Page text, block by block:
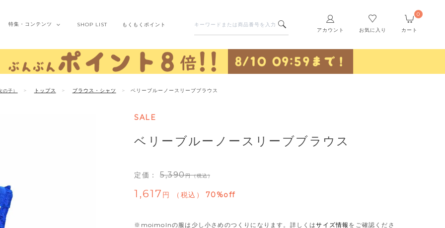
アカウント お気に入り カート
0
特集・ コンテンツ SHOP LIST もくもくポイント
の子） トップス ブラウス・シャツ ベリーブルーノースリーブブラウス
SALE
ベリーブルーノースリーブブラウス
定価： 5,390 （税込）
1,617 税込 70%off
※moimolnの服は少し小さめのつくりになります。 詳しくはサイズ情報 をご確認くださ